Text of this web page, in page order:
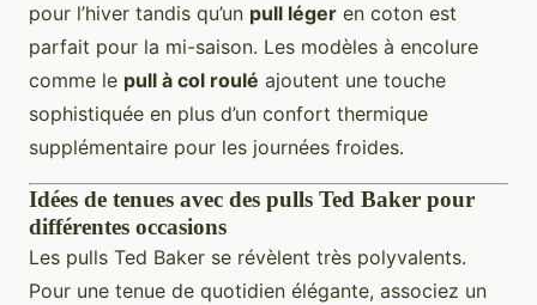
pour l’hiver tandis qu’un pull léger en coton est
parfait pour la mi-saison. Les modèles à encolure
comme le pull à col roulé ajoutent une touche
sophistiquée en plus d’un confort thermique
supplémentaire pour les journées froides.
Idées de tenues avec des pulls Ted Baker pour
différentes occasions
Les pulls Ted Baker se révèlent très polyvalents.
Pour une tenue de quotidien élégante, associez un